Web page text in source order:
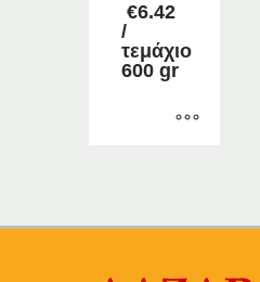
€6.42
/
τεμάχιο
600 gr
έχει
παραλλαγές.